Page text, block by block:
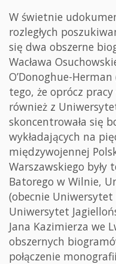
W świetnie
rozległych
się dwa obszerne
Wacława
O’Donoghue-
tego, że oprócz
również z
skoncentrowała się
wykładających na
międzywojennej
Warszawskiego były
Batorego w Wilnie,
(obecnie
Uniwersytet
Jana Kazimierza we
obszernych
połączenie